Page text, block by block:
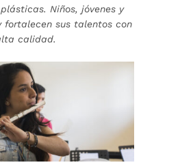
Niños, jóvenes y
fortalecen sus talentos con
calidad.